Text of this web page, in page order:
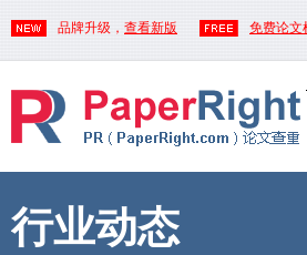
品牌升级， 查看新版 免费论文
行业动态